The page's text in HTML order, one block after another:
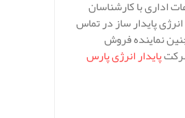
اداری با کارشناسان
پایدار ساز در تماس
نماینده فروش
پایدار انرژی پارس